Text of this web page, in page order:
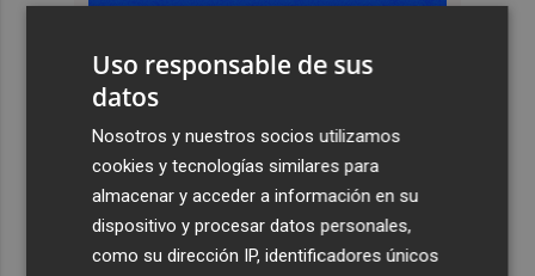
Uso responsable de sus
datos
Nosotros y nuestros socios utilizamos
cookies y tecnologías similares para
almacenar y acceder a información en su
dispositivo y procesar datos personales,
como su dirección IP, identificadores únicos